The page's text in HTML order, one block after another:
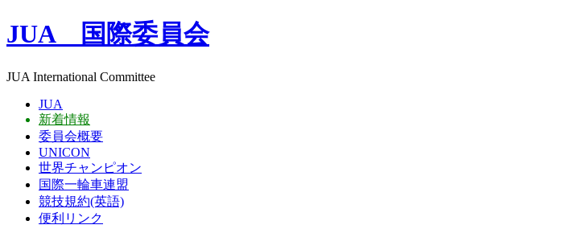
JUA 国際委員会
JUA International Committee
JUA
新着情報
委員会概要
UNICON
世界チャンピオン
国際一輪車連盟
競技規約(英語)
便利リンク